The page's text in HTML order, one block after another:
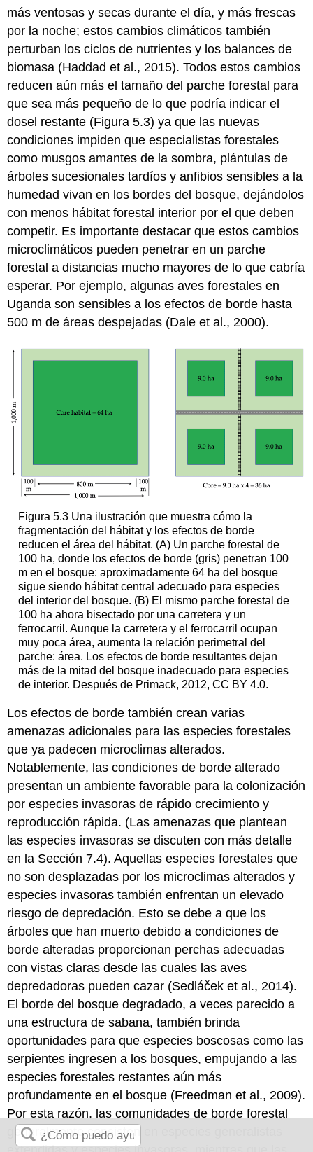
más ventosas y secas durante el día, y más frescas
por la noche; estos cambios climáticos también
perturban los ciclos de nutrientes y los balances de
biomasa (Haddad et al., 2015). Todos estos cambios
reducen aún más el tamaño del parche forestal para
que sea más pequeño de lo que podría indicar el
dosel restante (Figura 5.3) ya que las nuevas
condiciones impiden que especialistas forestales
como musgos amantes de la sombra, plántulas de
árboles sucesionales tardíos y anfibios sensibles a la
humedad vivan en los bordes del bosque, dejándolos
con menos hábitat forestal interior por el que deben
competir. Es importante destacar que estos cambios
microclimáticos pueden penetrar en un parche
forestal a distancias mucho mayores de lo que cabría
esperar. Por ejemplo, algunas aves forestales en
Uganda son sensibles a los efectos de borde hasta
500 m de áreas despejadas (Dale et al., 2000).
Figura 5.3 Una ilustración que muestra cómo la
fragmentación del hábitat y los efectos de borde
reducen el área del hábitat. (A) Un parche forestal de
100 ha, donde los efectos de borde (gris) penetran 100
m en el bosque: aproximadamente 64 ha del bosque
sigue siendo hábitat central adecuado para especies
del interior del bosque. (B) El mismo parche forestal de
100 ha ahora bisectado por una carretera y un
ferrocarril. Aunque la carretera y el ferrocarril ocupan
muy poca área, aumenta la relación perimetral del
parche: área. Los efectos de borde resultantes dejan
más de la mitad del bosque inadecuado para especies
de interior. Después de Primack, 2012, CC BY 4.0.
Los efectos de borde también crean varias
amenazas adicionales para las especies forestales
que ya padecen microclimas alterados.
Notablemente, las condiciones de borde alterado
presentan un ambiente favorable para la colonización
por especies invasoras de rápido crecimiento y
reproducción rápida. (Las amenazas que plantean
las especies invasoras se discuten con más detalle
en la Sección 7.4). Aquellas especies forestales que
no son desplazadas por los microclimas alterados y
especies invasoras también enfrentan un elevado
riesgo de depredación. Esto se debe a que los
árboles que han muerto debido a condiciones de
borde alteradas proporcionan perchas adecuadas
con vistas claras desde las cuales las aves
depredadoras pueden cazar (Sedláček et al., 2014).
El borde del bosque degradado, a veces parecido a
una estructura de sabana, también brinda
oportunidades para que especies boscosas como las
serpientes ingresen a los bosques, empujando a las
especies forestales restantes aún más
profundamente en el bosque (Freedman et al., 2009).
Por esta razón, las comunidades de borde forestal
generalmente consisten en especies generalistas